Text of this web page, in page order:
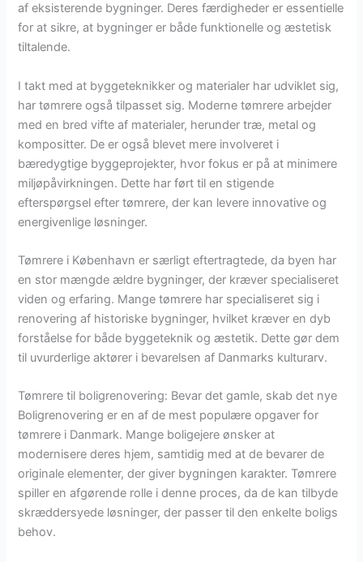
af eksisterende bygninger. Deres færdigheder er essentielle
for at sikre, at bygninger er både funktionelle og æstetisk
tiltalende.
I takt med at byggeteknikker og materialer har udviklet sig,
har tømrere også tilpasset sig. Moderne tømrere arbejder
med en bred vifte af materialer, herunder træ, metal og
kompositter. De er også blevet mere involveret i
bæredygtige byggeprojekter, hvor fokus er på at minimere
miljøpåvirkningen. Dette har ført til en stigende
efterspørgsel efter tømrere, der kan levere innovative og
energivenlige løsninger.
Tømrere i København er særligt eftertragtede, da byen har
en stor mængde ældre bygninger, der kræver specialiseret
viden og erfaring. Mange tømrere har specialiseret sig i
renovering af historiske bygninger, hvilket kræver en dyb
forståelse for både byggeteknik og æstetik. Dette gør dem
til uvurderlige aktører i bevarelsen af Danmarks kulturarv.
Tømrere til boligrenovering: Bevar det gamle, skab det nye
Boligrenovering er en af de mest populære opgaver for
tømrere i Danmark. Mange boligejere ønsker at
modernisere deres hjem, samtidig med at de bevarer de
originale elementer, der giver bygningen karakter. Tømrere
spiller en afgørende rolle i denne proces, da de kan tilbyde
skræddersyede løsninger, der passer til den enkelte boligs
behov.